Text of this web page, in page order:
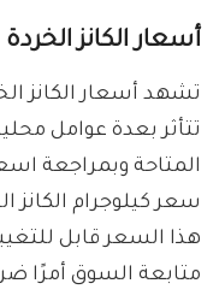
أسعار الكانز
تشهد أسعار الكانز
تتأثر بعدة عوامل
المتاحة وبمراجعة
هذا السعر قابل
متابعة السوق أمرًا